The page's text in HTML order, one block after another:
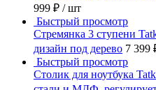
999 ₽ / шт
Быстрый просмотр
Стремянка 3 ступени
дизайн под дерево 7 399
Быстрый просмотр
Столик для ноутбука